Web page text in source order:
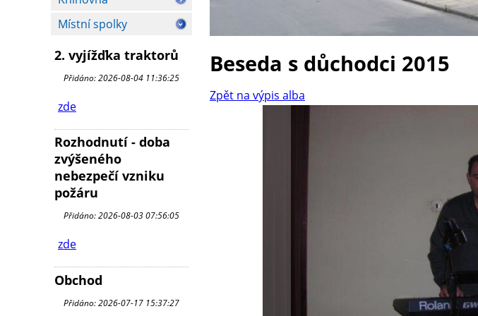
Místní spolky
2. vyjížďka traktorů
Přidáno: 2026-08-04 11:36:25
zde
Rozhodnutí - doba
zvýšeného
nebezpečí vzniku
požáru
Přidáno: 2026-08-03 07:56:05
zde
Obchod
Přidáno: 2026-07-17 15:37:27
Beseda s důchodci 2015
Zpět na výpis alba